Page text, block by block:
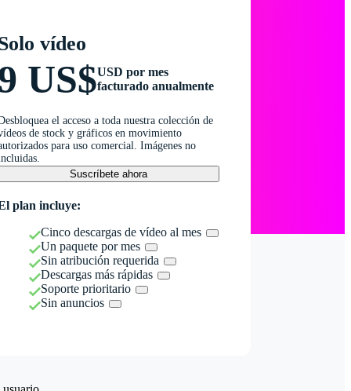
vídeo
US$USD por mes
facturado anualmente
el acceso a toda nuestra colección de
de stock y gráficos en movimiento
para uso comercial. Imágenes no
Suscríbete ahora
plan incluye:
Cinco descargas de vídeo al mes
Un paquete por mes
Sin atribución requerida
Descargas más rápidas
Soporte prioritario
Sin anuncios